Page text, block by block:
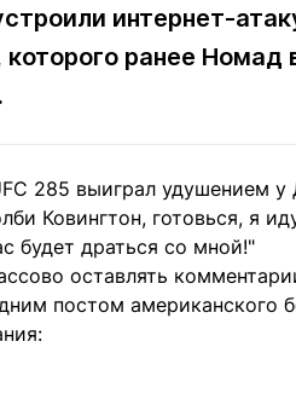
Реклама Пресс-центр
интернет-
ранее Номад
.
285 выиграл удушением
Ковингтон, готовься, я
будет драться со мной!"
оставлять
постом американского